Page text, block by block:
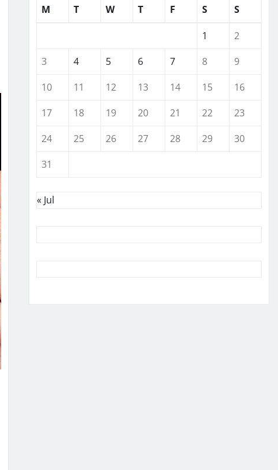
M
T W T F S S
1
2
3
4 5 6 7 8
9
10
11 12 13 14 15
16
17
18 19 20 21 22
23
24
25 26 27 28 29
30
31
« Jul